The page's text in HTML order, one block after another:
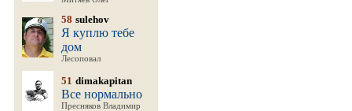
58 sulehov
Я куплю тебе
дом
Лесоповал
51 dimakapitan
Все нормально
Пресняков Владимир